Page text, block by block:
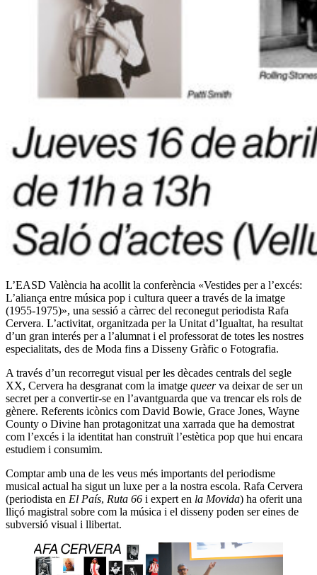
L’EASD València ha acollit la conferència «Vestides per a l’excés:
L’aliança entre música pop i cultura queer a través de la imatge
(1955-1975)», una sessió a càrrec del reconegut periodista Rafa
Cervera. L’activitat, organitzada per la Unitat d’Igualtat, ha resultat
d’un gran interés per a l’alumnat i el professorat de totes les nostres
especialitats, des de Moda fins a Disseny Gràfic o Fotografia.
A través d’un recorregut visual per les dècades centrals del segle
XX, Cervera ha desgranat com la imatge queerva deixar de ser un
secret per a convertir-se en l’avantguarda que va trencar els rols de
gènere. Referents icònics com David Bowie, Grace Jones, Wayne
County o Divine han protagonitzat una xarrada que ha demostrat
com l’excés i la identitat han construït l’estètica pop que hui encara
estudiem i consumim.
Comptar amb una de les veus més importants del periodisme
musical actual ha sigut un luxe per a la nostra escola. Rafa Cervera
(periodista en El País, Ruta 66 i expert en la Movida) ha oferit una
lliçó magistral sobre com la música i el disseny poden ser eines de
subversió visual i llibertat.